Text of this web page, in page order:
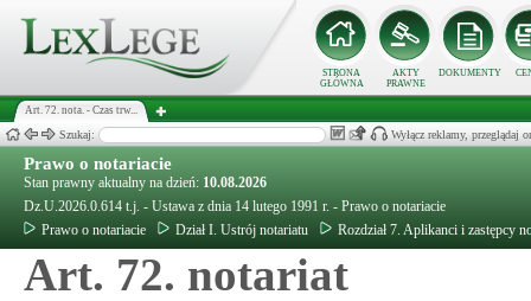
STRONA
GŁÓWNA
AKTY
PRAWNE
DOKUMENTY
Art. 72. nota. - Czas trw...
Szukaj: Wyłącz reklamy, przeglądaj
Prawo o notariacie
Stan prawny aktualny na dzień: 10.08.2026
Dz.U.2026.0.614 t.j. - Ustawa z dnia 14 lutego 1991 r. - Prawo o notariacie
Prawo o notariacie
Dział I. Ustrój notariatu Rozdział 7. Aplikanci i zastępcy
Art. 72. notariat